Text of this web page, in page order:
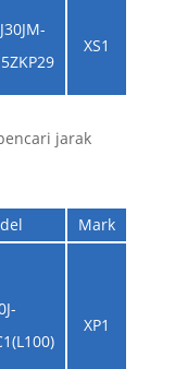
J30JM-
XS1
jarak
Mark
XP1